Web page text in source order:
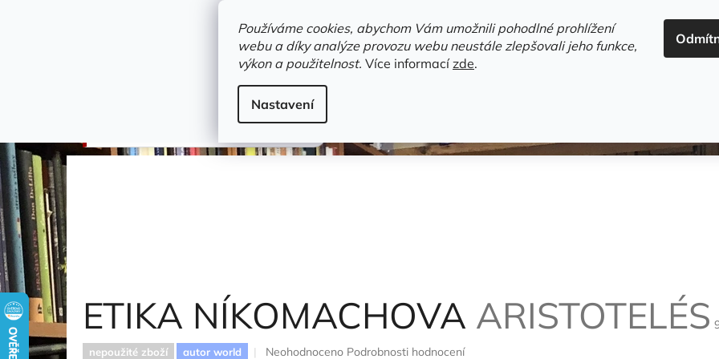
Používáme cookies, abychom Vám umožnili pohodlné prohlížení
webu a díky analýze provozu webu neustále zlepšovali jeho funkce,
výkon a použitelnost. Více informacízde.
Nastavení
HLEDAT
Novinky Trvalky a bestsellery
filosofie a společenské vědy
ETIKA NÍKOMACHOVAAristotelés
ETIKA NÍKOMACHOVA ARISTOTELÉS
nepoužité zboží autor world
Průměrné
Neohodnoceno Podrobnosti hodnocení